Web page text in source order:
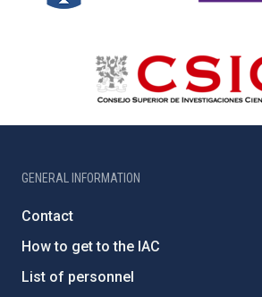
GENERAL INFORMATION
Contact
How to get to the IAC
List of personnel